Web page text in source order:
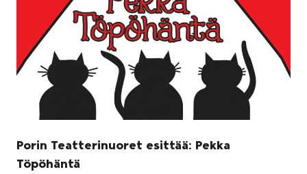
Porin Teatterinuoret esittää: Pekka
Töpöhäntä